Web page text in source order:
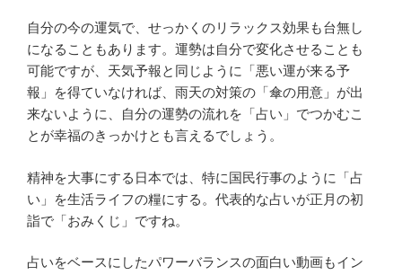
自分の今の運気で、せっかくのリラックス効果も台無し
になることもあります。運勢は自分で変化させることも
可能ですが、天気予報と同じように「悪い運が来る予
報」を得ていなければ、雨天の対策の「傘の用意」が出
来ないように、自分の運勢の流れを「占い」でつかむこ
とが幸福のきっかけとも言えるでしょう。
精神を大事にする日本では、特に国民行事のように「占
い」を生活ライフの糧にする。代表的な占いが正月の初
詣で「おみくじ」ですね。
占いをベースにしたパワーバランスの面白い動画もイン